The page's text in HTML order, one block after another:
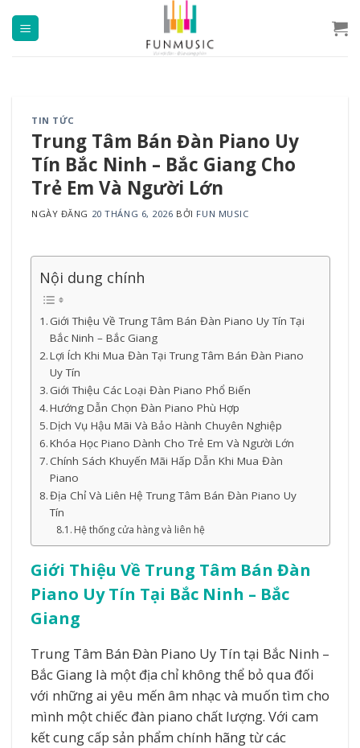
đến
TIN TỨC
Trung Tâm Bán Đàn Piano Uy
Tín Bắc Ninh – Bắc Giang Cho
Trẻ Em Và Người Lớn
NGÀY ĐĂNG 20 THÁNG 6, 2026 BỞI FUN MUSIC
Nội dung chính
Giới Thiệu Về Trung Tâm Bán Đàn Piano Uy Tín Tại
Bắc Ninh – Bắc Giang
Lợi Ích Khi Mua Đàn Tại Trung Tâm Bán Đàn Piano
Uy Tín
Giới Thiệu Các Loại Đàn Piano Phổ Biến
Hướng Dẫn Chọn Đàn Piano Phù Hợp
Dịch Vụ Hậu Mãi Và Bảo Hành Chuyên Nghiệp
Khóa Học Piano Dành Cho Trẻ Em Và Người Lớn
Chính Sách Khuyến Mãi Hấp Dẫn Khi Mua Đàn
Piano
Địa Chỉ Và Liên Hệ Trung Tâm Bán Đàn Piano Uy
Tín
Hệ thống cửa hàng và liên hệ
Giới Thiệu Về Trung Tâm Bán Đàn
Piano Uy Tín Tại Bắc Ninh – Bắc
Giang
Trung Tâm Bán Đàn Piano Uy Tín tại Bắc Ninh –
Bắc Giang là một địa chỉ không thể bỏ qua đối
với những ai yêu mến âm nhạc và muốn tìm cho
mình một chiếc đàn piano chất lượng. Với cam
kết cung cấp sản phẩm chính hãng từ các